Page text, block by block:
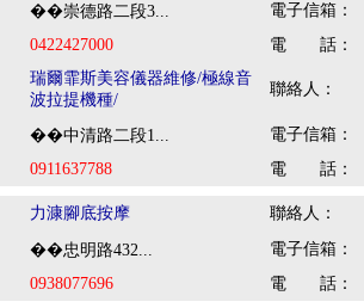
��崇德路二段3... 電子信箱：
0422427000 電 話：
瑞爾霏斯美容儀器維修/極線音
波拉提機種/
聯絡人：
��中清路二段1... 電子信箱：
0911637788 電 話：
力漮腳底按摩 聯絡人：
��忠明路432... 電子信箱：
0938077696 電 話：